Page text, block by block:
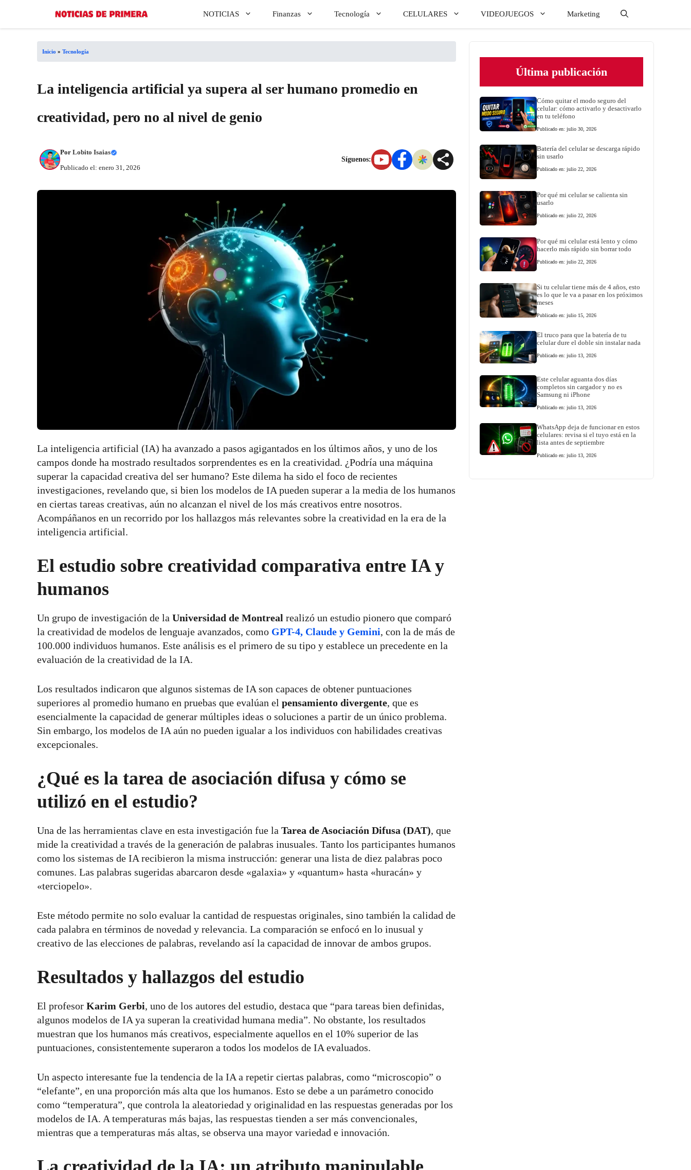
NOTICIAS Finanzas Tecnología CELULARES VIDEOJUEGOS Marketing
Inicio » Tecnología
La inteligencia artificial ya supera al ser humano promedio en
creatividad, pero no al nivel de genio
Por Lobito Isaias
Publicado el: enero 31, 2026
Síguenos:
La inteligencia artificial (IA) ha avanzado a pasos agigantados en los últimos años, y uno de los
campos donde ha mostrado resultados sorprendentes es en la creatividad. ¿Podría una máquina
superar la capacidad creativa del ser humano? Este dilema ha sido el foco de recientes
investigaciones, revelando que, si bien los modelos de IA pueden superar a la media de los humanos
en ciertas tareas creativas, aún no alcanzan el nivel de los más creativos entre nosotros.
Acompáñanos en un recorrido por los hallazgos más relevantes sobre la creatividad en la era de la
inteligencia artificial.
El estudio sobre creatividad comparativa entre IA y
humanos
Un grupo de investigación de la Universidad de Montreal realizó un estudio pionero que comparó
la creatividad de modelos de lenguaje avanzados, como GPT-4, Claude y Gemini, con la de más de
100.000 individuos humanos. Este análisis es el primero de su tipo y establece un precedente en la
evaluación de la creatividad de la IA.
Los resultados indicaron que algunos sistemas de IA son capaces de obtener puntuaciones
superiores al promedio humano en pruebas que evalúan el pensamiento divergente, que es
esencialmente la capacidad de generar múltiples ideas o soluciones a partir de un único problema.
Sin embargo, los modelos de IA aún no pueden igualar a los individuos con habilidades creativas
excepcionales.
¿Qué es la tarea de asociación difusa y cómo se
utilizó en el estudio?
Una de las herramientas clave en esta investigación fue la Tarea de Asociación Difusa (DAT), que
mide la creatividad a través de la generación de palabras inusuales. Tanto los participantes humanos
como los sistemas de IA recibieron la misma instrucción: generar una lista de diez palabras poco
comunes. Las palabras sugeridas abarcaron desde «galaxia» y «quantum» hasta «huracán» y
«terciopelo».
Este método permite no solo evaluar la cantidad de respuestas originales, sino también la calidad de
cada palabra en términos de novedad y relevancia. La comparación se enfocó en lo inusual y
creativo de las elecciones de palabras, revelando así la capacidad de innovar de ambos grupos.
Resultados y hallazgos del estudio
El profesor Karim Gerbi, uno de los autores del estudio, destaca que “para tareas bien definidas,
algunos modelos de IA ya superan la creatividad humana media”. No obstante, los resultados
muestran que los humanos más creativos, especialmente aquellos en el 10% superior de las
puntuaciones, consistentemente superaron a todos los modelos de IA evaluados.
Un aspecto interesante fue la tendencia de la IA a repetir ciertas palabras, como “microscopio” o
“elefante”, en una proporción más alta que los humanos. Esto se debe a un parámetro conocido
como “temperatura”, que controla la aleatoriedad y originalidad en las respuestas generadas por los
modelos de IA. A temperaturas más bajas, las respuestas tienden a ser más convencionales,
mientras que a temperaturas más altas, se observa una mayor variedad e innovación.
Última publicación
Cómo quitar el modo seguro del
celular: cómo activarlo y desactivarlo
en tu teléfono
Publicado en: julio 30, 2026
Batería del celular se descarga rápido
sin usarlo
Publicado en: julio 22, 2026
Por qué mi celular se calienta sin
usarlo
Publicado en: julio 22, 2026
Por qué mi celular está lento y cómo
hacerlo más rápido sin borrar todo
Publicado en: julio 22, 2026
Si tu celular tiene más de 4 años, esto
es lo que le va a pasar en los próximos
meses
Publicado en: julio 15, 2026
El truco para que la batería de tu
celular dure el doble sin instalar nada
Publicado en: julio 13, 2026
Este celular aguanta dos días
completos sin cargador y no es
Samsung ni iPhone
Publicado en: julio 13, 2026
WhatsApp deja de funcionar en estos
celulares: revisa si el tuyo está en la
lista antes de septiembre
Publicado en: julio 13, 2026